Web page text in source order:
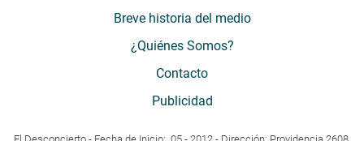
Breve historia del medio
¿Quiénes Somos?
Contacto
Publicidad